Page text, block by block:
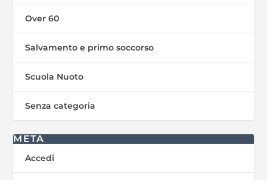
Over 60
Salvamento e primo soccorso
Scuola Nuoto
Senza categoria
META
Accedi